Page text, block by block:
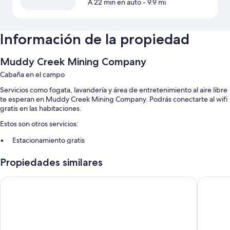
A 22 min en auto- 9.9 mi
Información de la propiedad
Muddy Creek Mining Company
Cabaña en el campo
Servicios como fogata, lavandería y área de entretenimiento al aire libre
te esperan en Muddy Creek Mining Company. Podrás conectarte al wifi
gratis en las habitaciones.
Estos son otros servicios:
Estacionamiento gratis
Muebles de exterior
Los huéspedes suelen dejar opiniones positivas de aspectos como la
Propiedades similares
Whispering Sands Motel Dukes